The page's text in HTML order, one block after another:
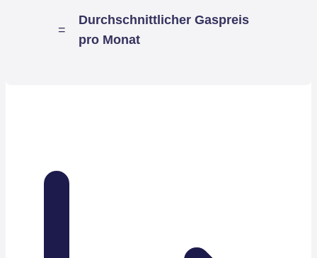
=
Durchschnittlicher Gaspreis
pro Monat